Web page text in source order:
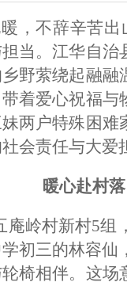
，不辞辛苦
当。江华自
野萦绕起融
着爱心祝福
两户特殊困
会责任与大爱
暖心赴村
庵岭村新村5组
初三的林容仙
椅相伴。这